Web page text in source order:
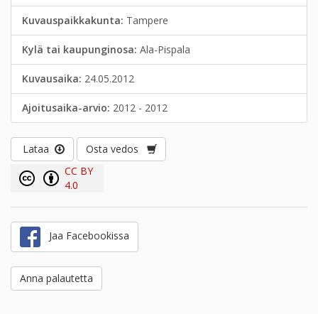
Kuvauspaikkakunta: Tampere
Kylä tai kaupunginosa: Ala-Pispala
Kuvausaika: 24.05.2012
Ajoitusaika-arvio: 2012 - 2012
Lataa
Osta vedos
CC BY
4.0
Jaa Facebookissa
Anna palautetta